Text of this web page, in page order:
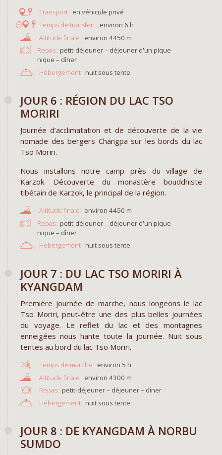
en véhicule privé
environ 6 h
environ 4450 m
Repas : petit-déjeuner – déjeuner d'un pique-
nique – dîner
Hébergement : nuit sous tente
JOUR 6 : RÉGION DU LAC TSO
MORIRI
Journée d’acclimatation et de découverte de la vie
nomade des bergers Changpa sur les bords du lac
Tso Moriri.
Nous installons notre camp près du village de
Karzok. Découverte du monastère bouddhiste
tibétain de Karzok, le principal de la région.
environ 4450 m
Repas : petit-déjeuner – déjeuner d'un pique-
nique – dîner
Hébergement : nuit sous tente
JOUR 7 : DU LAC TSO MORIRI À
KYANGDAM
Première journée de marche, nous longeons le lac
Tso Moriri, peut-être une des plus belles journées
du voyage. Le reflet du lac et des montagnes
enneigées nous hante toute la journée. Nuit sous
tentes au bord du lac Tso Moriri.
environ 5 h
environ 4300 m
Repas : petit-déjeuner – déjeuner – dîner
Hébergement : nuit sous tente
JOUR 8 : DE KYANGDAM À NORBU
SUMDO